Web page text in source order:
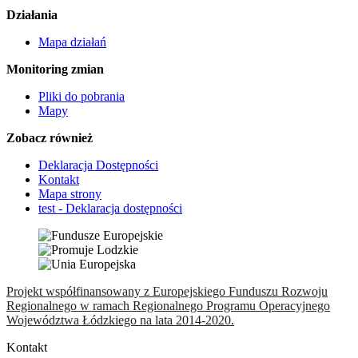
Działania
Mapa działań
Monitoring zmian
Pliki do pobrania
Mapy
Zobacz również
Deklaracja Dostępności
Kontakt
Mapa strony
test - Deklaracja dostępności
Projekt współfinansowany z Europejskiego Funduszu Rozwoju
Regionalnego w ramach Regionalnego Programu Operacyjnego
Województwa Łódzkiego na lata 2014-2020.
Kontakt